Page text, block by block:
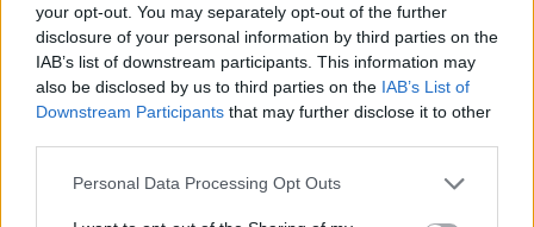
your opt-out. You may separately opt-out of the further
disclosure of your personal information by third parties on the
IAB’s list of downstream participants. This information may
also be disclosed by us to third parties on the IAB’s List of
Downstream Participants that may further disclose it to other
Personal Data Processing Opt Outs
dažniausiai prasideda gerokai anksčiau, nei juos
pamatome parduotuvių lentynose“, – sako Lietuvos
banko Ekonomikos departamento Makroekonomikos
ir prognozavimo skyriaus vyriausioji ekonomistė
Laura Mociūnaitė.